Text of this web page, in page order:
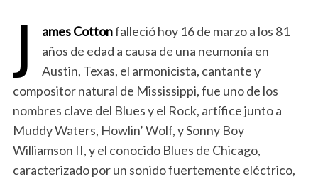
J ames Cottonfalleció hoy 16 de marzo a los 81
años de edad a causa de una neumonía en
Austin, Texas, el armonicista, cantante y
compositor natural de Mississippi, fue uno de los
nombres clave del Blues y el Rock, artífice junto a
Muddy Waters, Howlin’ Wolf, y Sonny Boy
Williamson II, y el conocido Blues de Chicago,
caracterizado por un sonido fuertemente eléctrico,